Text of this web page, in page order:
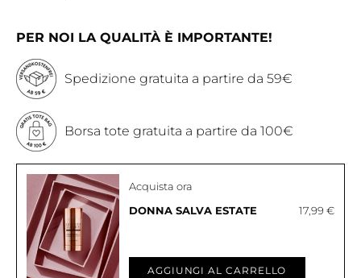
PER NOI LA QUALITÀ È IMPORTANTE!
Spedizione gratuita a partire da 59€
Borsa tote gratuita a partire da 100€
Acquista ora
DONNA SALVA ESTATE 17,99 €
AGGIUNGI AL CARRELLO